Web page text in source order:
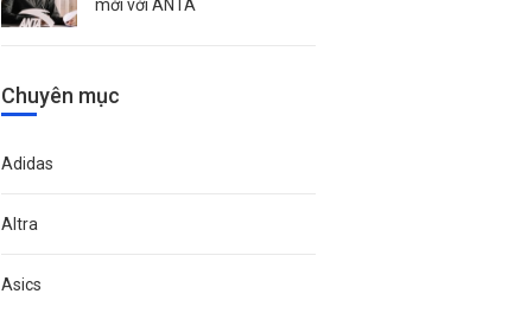
mới với ANTA
Chuyên mục
Adidas
Altra
Asics